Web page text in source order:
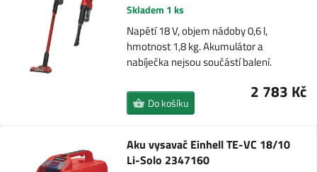
Skladem 1 ks
Napětí 18 V, objem nádoby 0,6 l,
hmotnost 1,8 kg. Akumulátor a
nabíječka nejsou součástí balení.
2 783 Kč
Do košíku
Aku vysavač Einhell TE-VC 18/10
Li-Solo 2347160